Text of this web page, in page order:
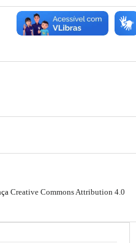
Creative Commons Attribution 4.0